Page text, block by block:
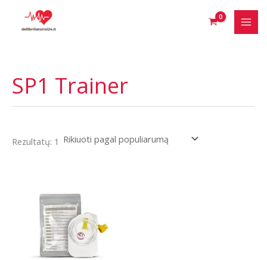
turinio
SP1 Trainer
Rezultatų: 1